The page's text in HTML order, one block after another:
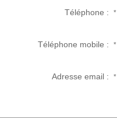
Téléphone :*
Téléphone mobile :*
Adresse email :*